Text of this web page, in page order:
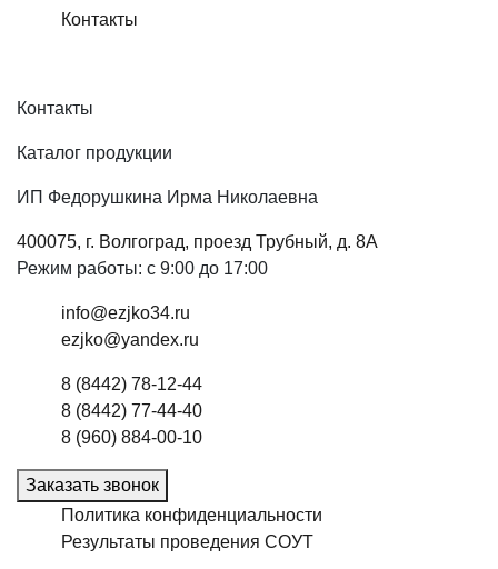
Контакты
Контакты
Каталог продукции
ИП Федорушкина Ирма Николаевна
400075, г. Волгоград, проезд Трубный, д. 8А
Режим работы: с 9:00 до 17:00
info@ezjko34.ru
ezjko@yandex.ru
8 (8442) 78-12-44
8 (8442) 77-44-40
8 (960) 884-00-10
Заказать звонок
Политика конфиденциальности
Результаты проведения СОУТ